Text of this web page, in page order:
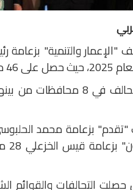
"الإعمار والتنمية" بزعامة
في البرلمان.